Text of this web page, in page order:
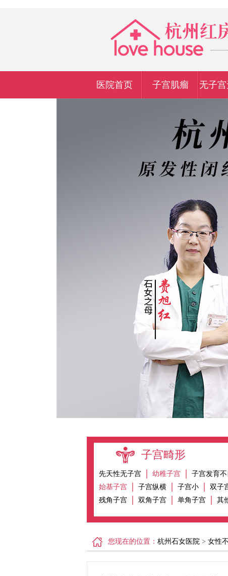
医院首页 子宫肌瘤 无子
子宫畸形
先天性无子宫 幼稚子宫
子宫发育不
始基子宫
子宫纵横 子宫小
双子
残角子宫
双角子宫 单角子宫 其
您现在的位置： 杭州石女医院 > 女性